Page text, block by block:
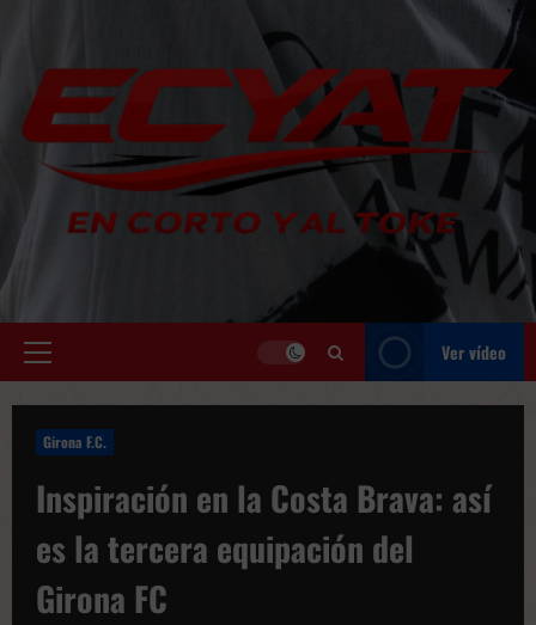
contenido
Menú
Ver vídeo
Girona F.C.
Inspiración en la Costa Brava: así
es la tercera equipación del
Girona FC